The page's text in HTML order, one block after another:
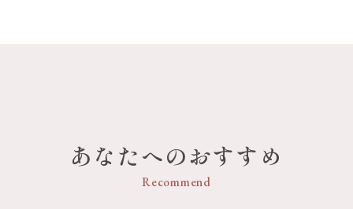
あなたへのおすすめ
Recommend